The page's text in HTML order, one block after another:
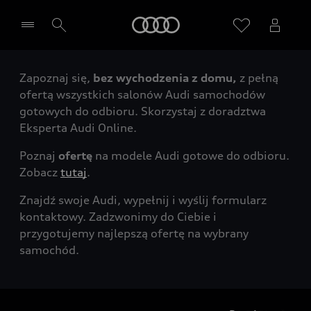
Wybierz Twojego Partnera Audi
Zapoznaj się, bez wychodzenia z domu, z pełną
ofertą wszystkich salonów Audi samochodów
gotowych do odbioru. Skorzystaj z doradztwa
Eksperta Audi Online.
Poznaj ofertę na modele Audi gotowe do odbioru.
Zobacz tutaj.
Znajdź swoje Audi, wypełnij i wyślij formularz
kontaktowy. Zadzwonimy do Ciebie i
przygotujemy najlepszą ofertę na wybrany
samochód.